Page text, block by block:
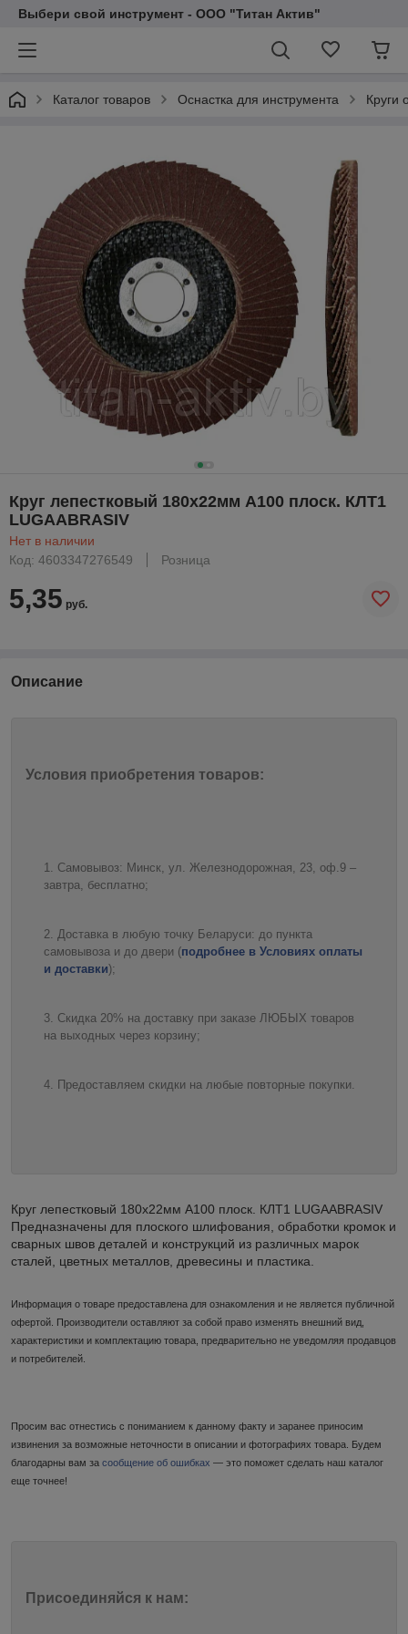
Выбери свой инструмент - ООО "Титан Актив"
Каталог товаров Оснастка для инструмента Круги
Круг лепестковый 180х22мм А100 плоск. КЛТ1
LUGAABRASIV
Нет в наличии
Код: 4603347276549
Розница
5,35 руб.
Описание
Условия приобретения товаров:
Самовывоз: Минск, ул. Железнодорожная, 23, оф.9 –
завтра, бесплатно;
Доставка в любую точку Беларуси: до пункта
самовывоза и до двери (подробнее в Условиях оплаты
и доставки);
Скидка 20% на доставку при заказе ЛЮБЫХ товаров
на выходных через корзину;
Предоставляем скидки на любые повторные покупки.
Круг лепестковый 180х22мм А100 плоск. КЛТ1 LUGAABRASIV
Предназначены для плоского шлифования, обработки кромок и
сварных швов деталей и конструкций из различных марок
сталей, цветных металлов, древесины и пластика.
Информация о товаре предоставлена для ознакомления и не является публичной
офертой. Производители оставляют за собой право изменять внешний вид,
характеристики и комплектацию товара, предварительно не уведомляя продавцов
и потребителей.
Просим вас отнестись с пониманием к данному факту и заранее приносим
извинения за возможные неточности в описании и фотографиях товара. Будем
благодарны вам за сообщение об ошибках — это поможет сделать наш каталог
еще точнее!
Присоединяйся к нам: